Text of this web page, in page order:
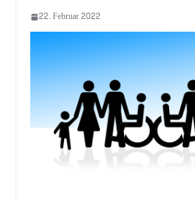
22. Februar 2022